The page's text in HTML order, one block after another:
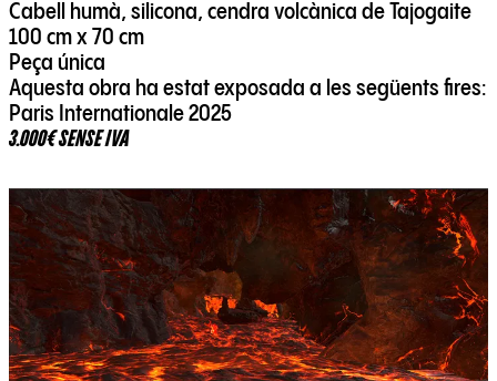
Cabell humà, silicona, cendra volcànica de Tajogaite
100 cm x 70 cm
Peça única
Aquesta obra ha estat exposada a les següents fires:
Paris Internationale 2025
3.000€ SENSE IVA